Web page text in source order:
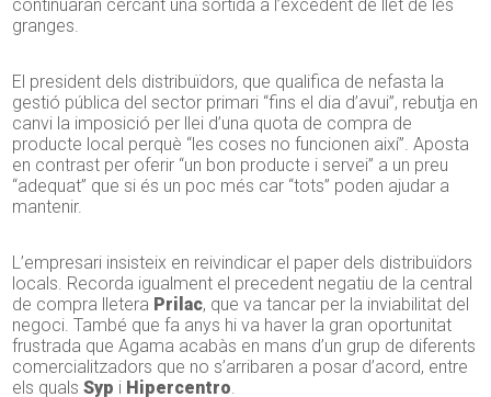
continuaran cercant una sortida a l’excedent de llet de les
granges.
El president dels distribuïdors, que qualifica de nefasta la
gestió pública del sector primari “fins el dia d’avui”, rebutja en
canvi la imposició per llei d’una quota de compra de
producte local perquè “les coses no funcionen així”. Aposta
en contrast per oferir “un bon producte i servei” a un preu
“adequat” que si és un poc més car “tots” poden ajudar a
mantenir.
L’empresari insisteix en reivindicar el paper dels distribuïdors
locals. Recorda igualment el precedent negatiu de la central
de compra lletera Prilac, que va tancar per la inviabilitat del
negoci. També que fa anys hi va haver la gran oportunitat
frustrada que Agama acabàs en mans d’un grup de diferents
comercialitzadors que no s’arribaren a posar d’acord, entre
els qualsSyp i Hipercentro.